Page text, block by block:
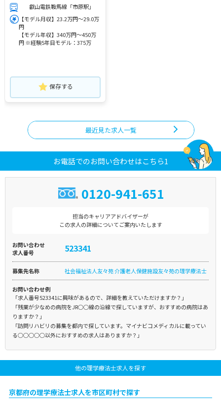
叡山電鉄鞍馬線「市原駅」
【モデル月収】23.2万円～29.0万
円
【モデル年収】340万円～450万
円 ※経験5年目モデル：375万
保存する
最近見た求人一覧
お電話でのお問い合わせはこちら1
0120-941-651
担当のキャリアアドバイザーが
この求人の詳細についてご案内いたします
お問い合わせ
求人番号
523341
募集先名称 社会福祉法人友々苑 介護老人保健施設友々苑の理学療法士
お問い合わせ例
「求人番号523341に興味があるので、詳細を教えていただけますか？」
「残業が少なめの病院をJR○○線の沿線で探していますが、おすすめの病院はあ
りますか？」
「訪問リハビリの募集を都内で探しています。マイナビコメディカルに載ってい
る○○○○○以外におすすめの求人はありますか？」
他の理学療法士求人を探す
京都府の理学療法士求人を市区町村で探す